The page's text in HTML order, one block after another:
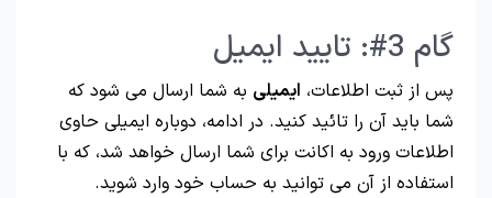
گام 3#: تایید ایمیل
پس از ثبت اطلاعات، ایمیلی به شما ارسال می شود که
شما باید آن را تائید کنید. در ادامه، دوباره ایمیلی حاوی
اطلاعات ورود به اکانت برای شما ارسال خواهد شد، که با
استفاده از آن می توانید به حساب خود وارد شوید.